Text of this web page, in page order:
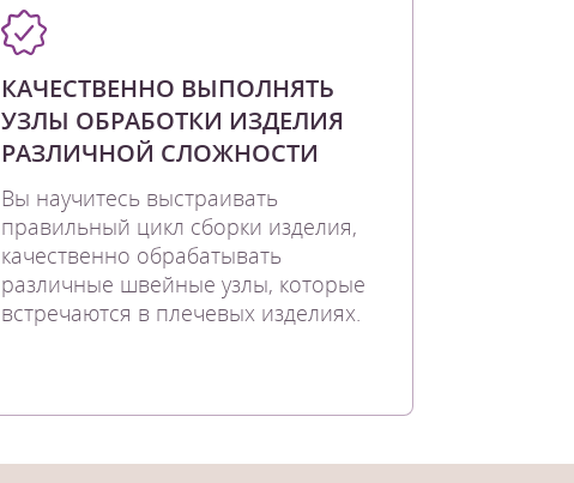
КАЧЕСТВЕННО ВЫПОЛНЯТЬ
УЗЛЫ ОБРАБОТКИ ИЗДЕЛИЯ
РАЗЛИЧНОЙ СЛОЖНОСТИ
Вы научитесь выстраивать
правильный цикл сборки изделия,
качественно обрабатывать
различные швейные узлы, которые
встречаются в плечевых изделиях.